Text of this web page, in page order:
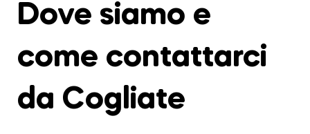
Dove siamo e
come contattarci
da Cogliate